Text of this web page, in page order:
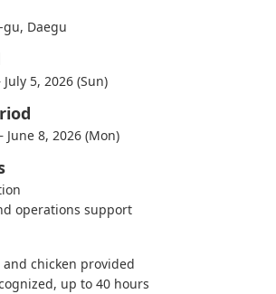
gu, Daegu
July 5, 2026 (Sun)
June 8, 2026 (Mon)
operations support
and chicken provided
up to 40 hours